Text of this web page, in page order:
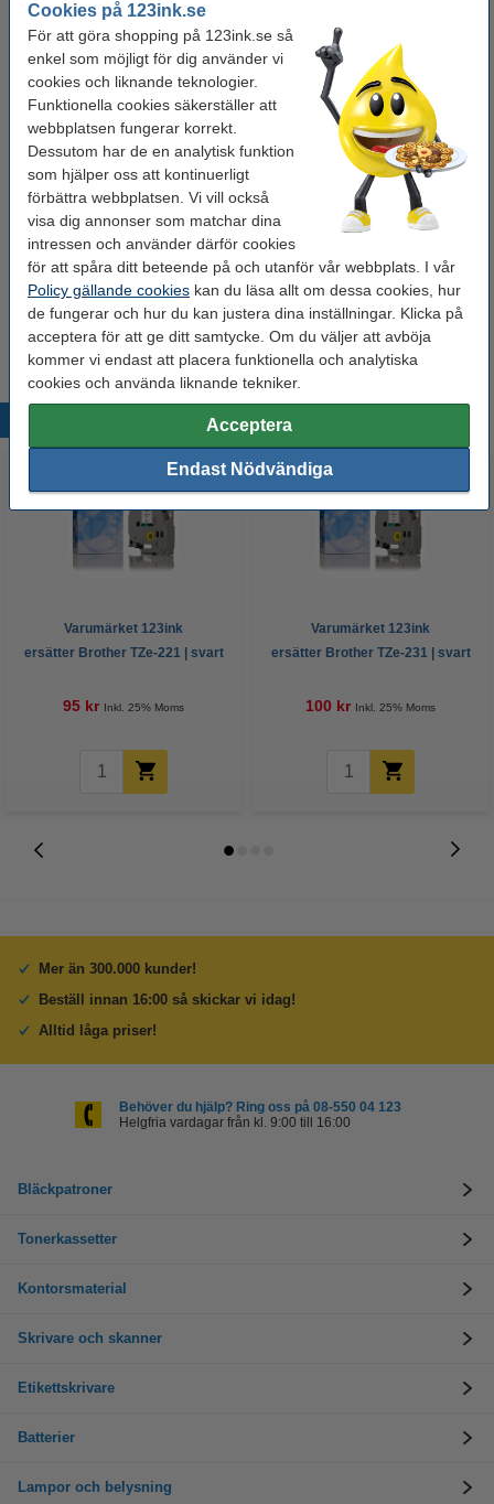
Cookies på 123ink.se
För att göra shopping på 123ink.se så
enkel som möjligt för dig använder vi
cookies och liknande teknologier.
Funktionella cookies säkerställer att
webbplatsen fungerar korrekt.
Dessutom har de en analytisk funktion
som hjälper oss att kontinuerligt
förbättra webbplatsen. Vi vill också
visa dig annonser som matchar dina
intressen och använder därför cookies
för att spåra ditt beteende på och utanför vår webbplats. I vår
Policy gällande cookies kan du läsa allt om dessa cookies, hur
de fungerar och hur du kan justera dina inställningar. Klicka på
acceptera för att ge ditt samtycke. Om du väljer att avböja
kommer vi endast att placera funktionella och analytiska
cookies och använda liknande tekniker.
Acceptera
Endast Nödvändiga
Behöver du fler?
5st
för endast
425 kr
Tips: Beställ multipack!
Varumärket 123ink ersätter Brother TZe-
211+TZe-121+TZe-325 | svart/vit text -
vit/transparent/svart märkband | 9mm x 8m |
3st
225 kr
Tips
Vi råder er att beställa denna produkt istället för originalprodukten!
Populära produkter
Varumärket 123ink
ersätter Brother TZe-221 | svart
95 kr Inkl. 25% Moms
Varumärket 123ink
ersätter Brother TZe-231 | svart
100 kr Inkl. 25% Moms
Mer än 300.000 kunder!
Beställ innan 16:00 så skickar vi idag!
Alltid låga priser!
Behöver du hjälp? Ring oss på 08-550 04 123
Helgfria vardagar från kl. 9:00 till 16:00
Bläckpatroner
Tonerkassetter
Kontorsmaterial
Skrivare och skanner
Etikettskrivare
Batterier
Lampor och belysning